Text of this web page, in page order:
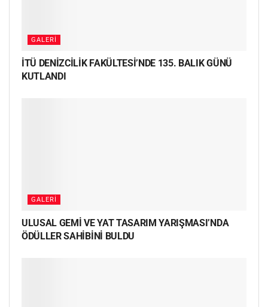
GALERI
İTÜ DENİZCİLİK FAKÜLTESİ’NDE 135. BALIK GÜNÜ
KUTLANDI
GALERI
ULUSAL GEMİ VE YAT TASARIM YARIŞMASI’NDA
ÖDÜLLER SAHİBİNİ BULDU